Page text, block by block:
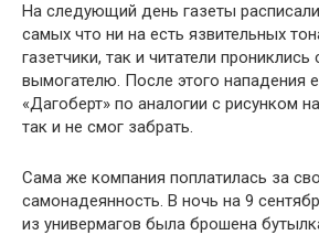
На следующий день газеты
самых что ни на есть язвительных
газетчики, так и читатели прониклись
вымогателю. После этого нападения
«Дагоберт» по аналогии с рисунком
так и не смог забрать.
Сама же компания поплатилась за
самонадеянность. В ночь на 9
из универмагов была брошена